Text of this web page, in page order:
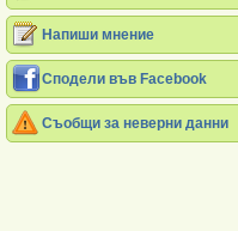
Напиши мнение
Сподели във Facebook
Съобщи за неверни данни